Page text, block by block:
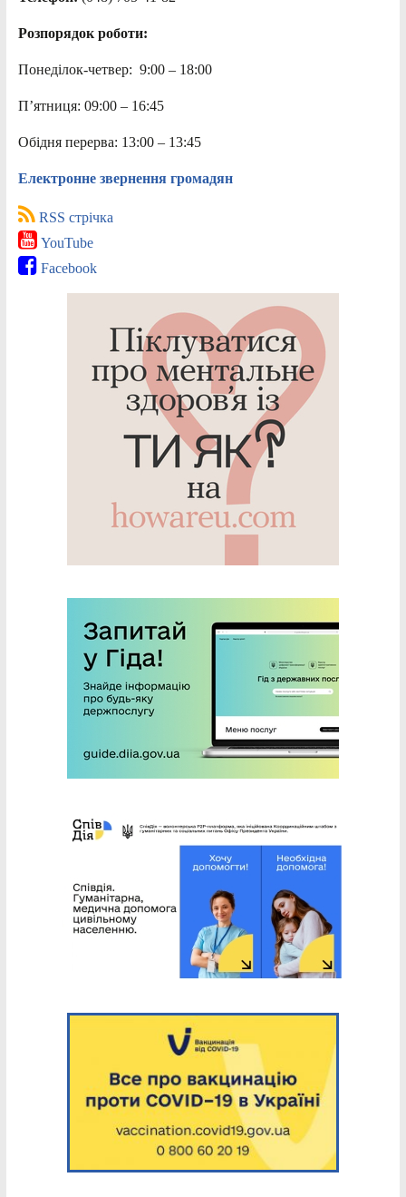
Розпорядок роботи:
Понеділок-четвер: 9:00 – 18:00
П’ятниця: 09:00 – 16:45
Обідня перерва: 13:00 – 13:45
Електронне звернення громадян
RSS стрічка
YouTube
Facebook